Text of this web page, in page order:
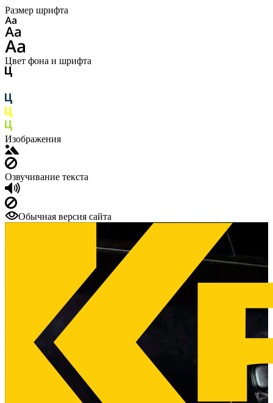
Размер шрифта
Цвет фона и шрифта
Изображения
Озвучивание текста
Обычная версия сайта